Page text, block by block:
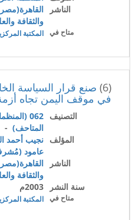
الناشر
والثقافة
متاح في المكتبة
(6) صنع قرار السياسة
في موقف اليمن تجاه أزمة
التصنيف
062
المتاحف) -
المؤلف نجيب أحمد
عامود
الناشر
والثقافة
سنة النشر
2003م
متاح في المكتبة